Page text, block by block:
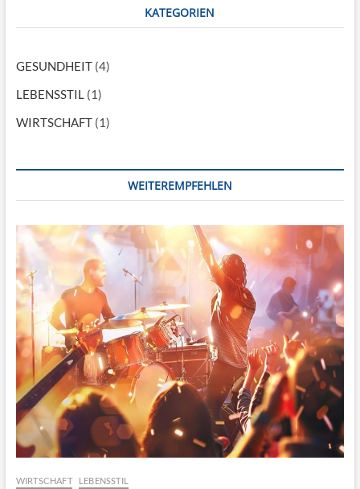
h
KATEGORIEN
GESUNDHEIT(4)
LEBENSSTIL (1)
WIRTSCHAFT(1)
WEITEREMPFEHLEN
WIRTSCHAFT LEBENSSTIL